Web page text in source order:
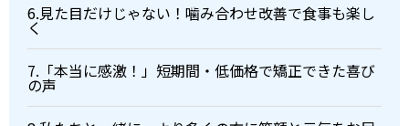
6.見た目だけじゃない！噛み合わせ改善で食事も楽し
く
7.「本当に感激！」短期間・低価格で矯正できた喜び
の声